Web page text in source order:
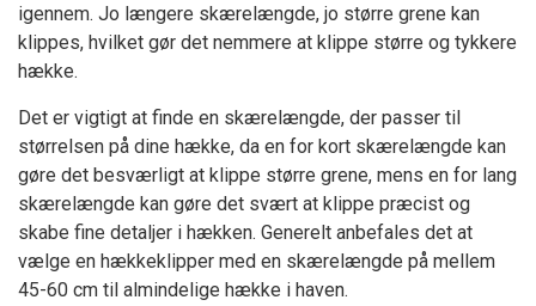
igennem. Jo længere skærelængde, jo større grene kan
klippes, hvilket gør det nemmere at klippe større og tykkere
hække.
Det er vigtigt at finde en skærelængde, der passer til
størrelsen på dine hække, da en for kort skærelængde kan
gøre det besværligt at klippe større grene, mens en for lang
skærelængde kan gøre det svært at klippe præcist og
skabe fine detaljer i hækken. Generelt anbefales det at
vælge en hækkeklipper med en skærelængde på mellem
45-60 cm til almindelige hække i haven.